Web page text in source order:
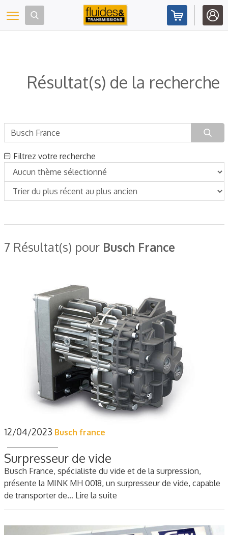
Toggle navigation
Résultat(s) de la recherche
Filtrez votre recherche
7 Résultat(s) pour Busch France
12/04/2023 Busch france
Surpresseur de vide
Busch France, spécialiste du vide et de la surpression,
présente la MINK MH 0018, un surpresseur de vide, capable
de transporter de… Lire la suite
Panneau de gestion des cookies